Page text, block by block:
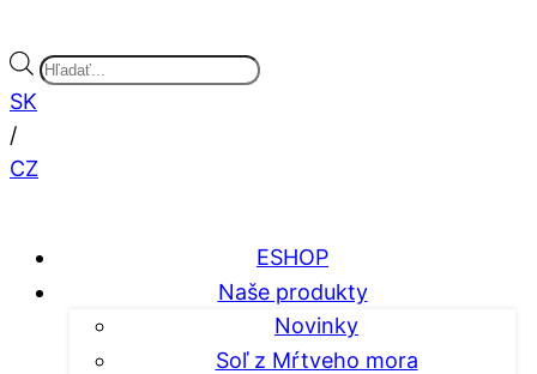
Products
SK
/
CZ
ESHOP
Naše produkty
Novinky
Soľ z Mŕtveho mora